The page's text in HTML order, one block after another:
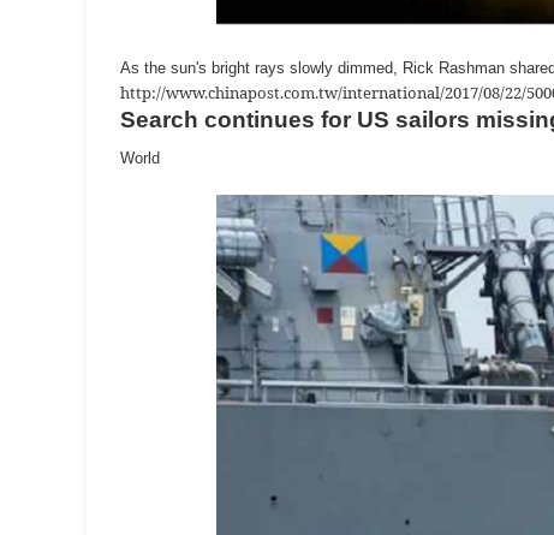
As the sun's bright rays slowly dimmed, Rick Rashman
http://www.chinapost.com.tw/international/2017/08/22/
Search continues for US sailors
World